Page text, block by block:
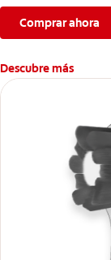
Comprar ahora
Descubre más